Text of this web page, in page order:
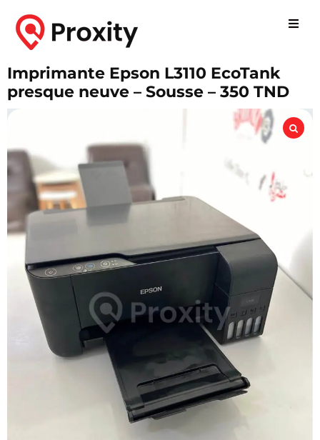
Imprimante Epson L3110 EcoTank
presque neuve – Sousse – 350 TND